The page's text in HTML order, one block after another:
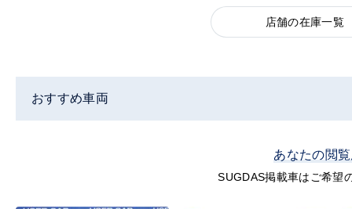
店舗の在庫一覧
おすすめ車両
あなたの閲
SUGDAS掲載車はご希望